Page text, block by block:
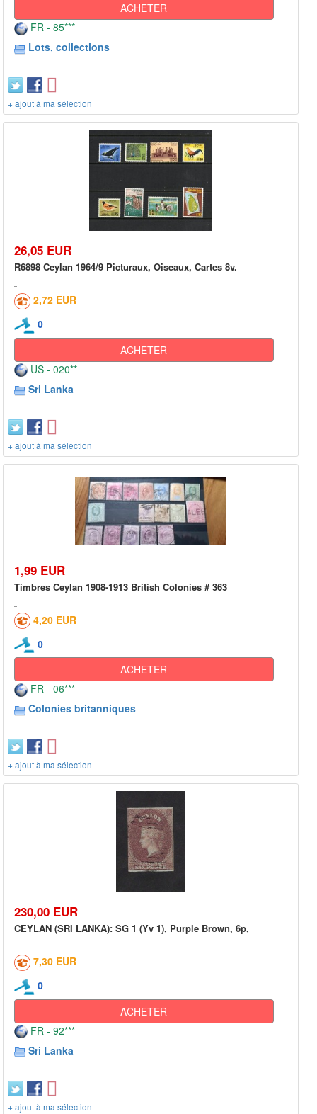
ACHETER
FR - 85***
Lots, collections
+ ajout à ma sélection
26,05 EUR
R6898 Ceylan 1964/9 Picturaux, Oiseaux, Cartes 8v.
2,72 EUR
0
ACHETER
US - 020**
Sri Lanka
+ ajout à ma sélection
1,99 EUR
Timbres Ceylan 1908-1913 British Colonies # 363
4,20 EUR
0
ACHETER
FR - 06***
Colonies britanniques
+ ajout à ma sélection
230,00 EUR
CEYLAN (SRI LANKA): SG 1 (Yv 1), Purple Brown, 6p,
7,30 EUR
0
ACHETER
FR - 92***
Sri Lanka
+ ajout à ma sélection